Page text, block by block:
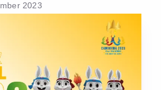
2023